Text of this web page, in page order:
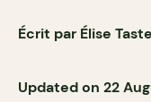
Écrit par Élise
Updated on 22